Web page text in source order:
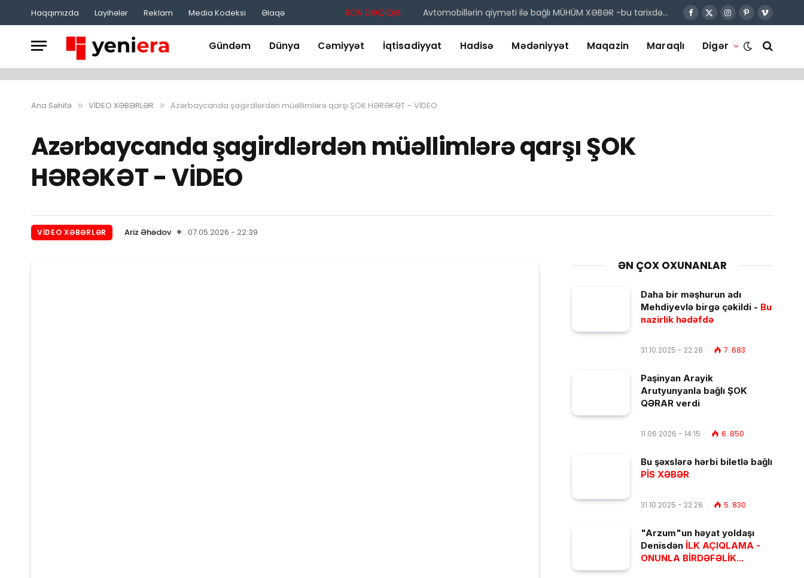
Haqqımızda Layihələr Reklam Media Kodeksi Əlaqə SON DƏQİQƏ: Avtomobillərin qiyməti ilə bağlı MÜHÜM XƏBƏR -bu tarixdə… Facebook
X
Instagram
Pinterest
Vimeo
Gündəm Dünya Cəmiyyət İqtisadiyyat Hadisə Mədəniyyət Maqazin Maraqlı Digər
Ana Səhifə » VİDEO XƏBƏRLƏR » Azərbaycanda şagirdlərdən müəllimlərə qarşı ŞOK HƏRƏKƏT – VİDEO
Azərbaycanda şagirdlərdən müəllimlərə qarşı ŞOK
HƏRƏKƏT - VİDEO
VİDEO XƏBƏRLƏR Ariz Əhədov 07.05.2026 - 22:39
ƏN ÇOX OXUNANLAR
Daha bir məşhurun adı
Mehdiyevlə birgə çəkildi - Bu
nazirlik hədəfdə
31.10.2025 - 22:28 7. 683
Paşinyan Arayik
Arutyunyanla bağlı ŞOK
QƏRAR verdi
11.06.2026 - 14:15 6. 850
Bu şəxslərə hərbi biletlə bağlı
PİS XƏBƏR
31.10.2025 - 22:26 5. 830
"Arzum"un həyat yoldaşı
Denisdən İLK AÇIQLAMA -
ONUNLA BİRDƏFƏLİK...